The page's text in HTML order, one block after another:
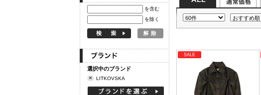
を含む
を除く
選択中のブランド
× LITKOVSKA
SALE